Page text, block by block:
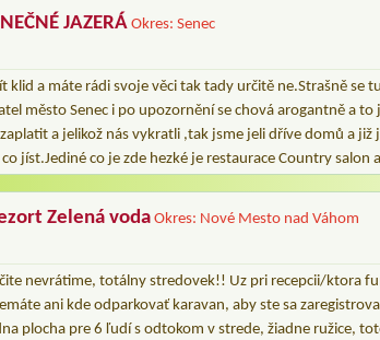
JAZERÁ Okres: Senec
klid a máte rádi svoje věci tak tady určitě ne.Strašně se
město Senec i po upozornění se chová arogantně a
a jelikož nás vykratli ,tak jsme jeli dříve domů a
jíst.Jediné co je zde hezké je restaurace Country salon
Zelená voda Okres: Nové Mesto nad Váhom
nevrátime, totálny stredovek!! Uz pri recepcii/ktora
ani kde odparkovať karavan, aby ste sa
plocha pre 6 ľudí s odtokom v strede, žiadne ružice,